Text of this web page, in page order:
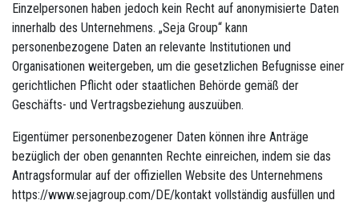
Einzelpersonen haben jedoch kein Recht auf anonymisierte Daten
innerhalb des Unternehmens. „Seja Group“ kann
personenbezogene Daten an relevante Institutionen und
Organisationen weitergeben, um die gesetzlichen Befugnisse einer
gerichtlichen Pflicht oder staatlichen Behörde gemäß der
Geschäfts- und Vertragsbeziehung auszuüben.
Eigentümer personenbezogener Daten können ihre Anträge
bezüglich der oben genannten Rechte einreichen, indem sie das
Antragsformular auf der offiziellen Website des Unternehmens
https://www.sejagroup.com/DE/kontakt vollständig ausfüllen und